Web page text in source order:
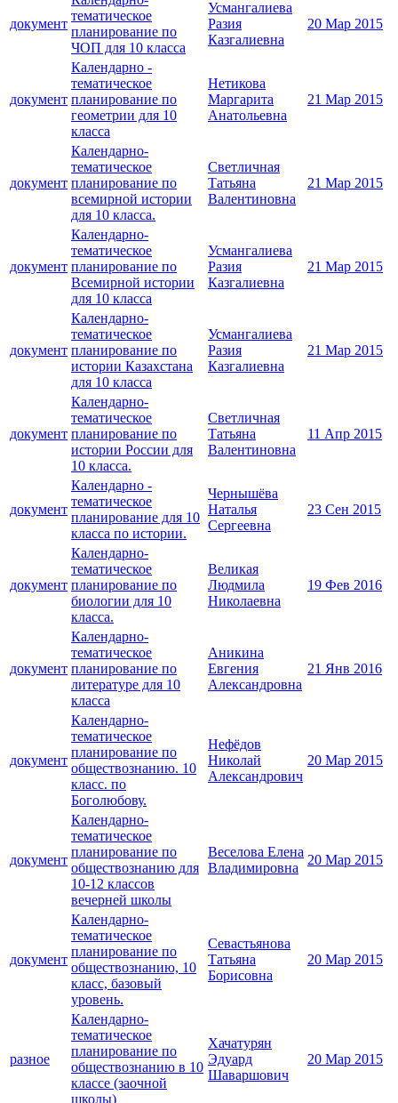
документ
тематическое
планирование по
ЧОП для 10 класса
Усмангалиева
Разия
Казгалиевна
20 Мар 2015
документ
Календарно -
тематическое
планирование по
геометрии для 10
класса
Нетикова
Маргарита
Анатольевна
21 Мар 2015
документ
Календарно-
тематическое
планирование по
всемирной истории
для 10 класса.
Светличная
Татьяна
Валентиновна
21 Мар 2015
документ
Календарно-
тематическое
планирование по
Всемирной истории
для 10 класса
Усмангалиева
Разия
Казгалиевна
21 Мар 2015
документ
Календарно-
тематическое
планирование по
истории Казахстана
для 10 класса
Усмангалиева
Разия
Казгалиевна
21 Мар 2015
документ
Календарно-
тематическое
планирование по
истории России для
10 класса.
Светличная
Татьяна
Валентиновна
11 Апр 2015
документ
Календарно -
тематическое
планирование для 10
класса по истории.
Чернышёва
Наталья
Сергеевна
23 Сен 2015
документ
Календарно-
тематическое
планирование по
биологии для 10
класса.
Великая
Людмила
Николаевна
19 Фев 2016
документ
Календарно-
тематическое
планирование по
литературе для 10
класса
Аникина
Евгения
Александровна
21 Янв 2016
документ
Календарно-
тематическое
планирование по
обществознанию. 10
класс. по
Боголюбову.
Нефёдов
Николай
Александрович
20 Мар 2015
документ
Календарно-
тематическое
планирование по
обществознанию для
10-12 классов
вечерней школы
Веселова Елена
Владимировна
20 Мар 2015
документ
Календарно-
тематическое
планирование по
обществознанию, 10
класс, базовый
уровень.
Севастьянова
Татьяна
Борисовна
20 Мар 2015
разное
Календарно-
тематическое
планирование по
обществознанию в 10
классе (заочной
школы)
Хачатурян
Эдуард
Шаваршович
20 Мар 2015